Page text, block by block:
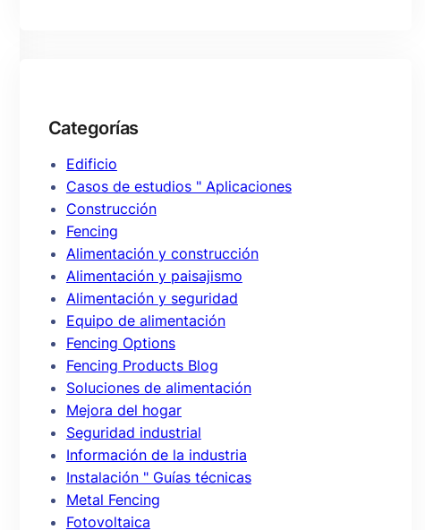
Categorías
Edificio
Casos de estudios " Aplicaciones
Construcción
Fencing
Alimentación y construcción
Alimentación y paisajismo
Alimentación y seguridad
Equipo de alimentación
Fencing Options
Fencing Products Blog
Soluciones de alimentación
Mejora del hogar
Seguridad industrial
Información de la industria
Instalación " Guías técnicas
Metal Fencing
Fotovoltaica